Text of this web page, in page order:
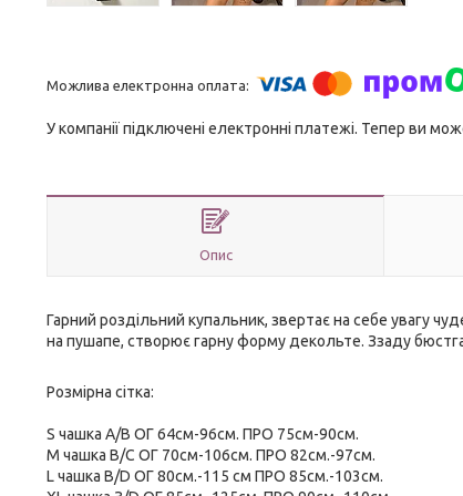
У компанії підключені електронні платежі. Тепер ви
Опис
Гарний роздільний купальник, звертає на себе увагу
на пушапе, створює гарну форму декольте. Ззаду
Розмірна сітка:
S чашка A/B ОГ 64см-96см. ПРО 75см-90см.
M чашка B/C ОГ 70см-106см. ПРО 82см.-97см.
L чашка B/D ОГ 80см.-115 см ПРО 85см.-103см.